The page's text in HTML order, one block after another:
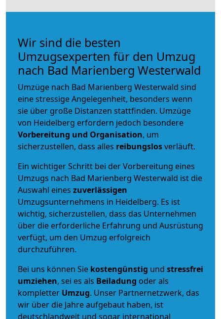
Wir sind die besten
Umzugsexperten für den Umzug
nach Bad Marienberg Westerwald
Umzüge nach Bad Marienberg Westerwald sind
eine stressige Angelegenheit, besonders wenn
sie über große Distanzen stattfinden. Umzüge
von Heidelberg erfordern jedoch besondere
Vorbereitung und Organisation, um
sicherzustellen, dass alles reibungslosverläuft.
Ein wichtiger Schritt bei der Vorbereitung eines
Umzugs nach Bad Marienberg Westerwald ist die
Auswahl eines zuverlässigen
Umzugsunternehmens in Heidelberg. Es ist
wichtig, sicherzustellen, dass das Unternehmen
über die erforderliche Erfahrung und Ausrüstung
verfügt, um den Umzug erfolgreich
durchzuführen.
Bei uns können Sie kostengünstig und stressfrei
umziehen, sei es als Beiladung oder als
kompletter Umzug. Unser Partnernetzwerk, das
wir über die Jahre aufgebaut haben, ist
deutschlandweit und sogar international